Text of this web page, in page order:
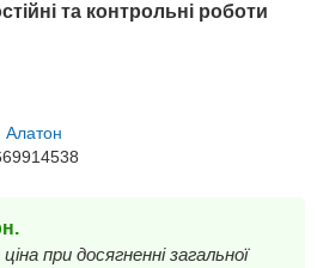
та контрольні роботи
Алатон
ціна при досягненні загальної